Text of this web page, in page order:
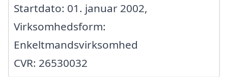
Startdato: 01. januar 2002,
Virksomhedsform:
Enkeltmandsvirksomhed
CVR: 26530032